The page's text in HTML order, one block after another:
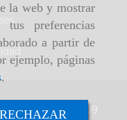
la web y mostrar
tus preferencias
a partir de
ejemplo, páginas
.
RECHAZAR
-Valladolid, 47009